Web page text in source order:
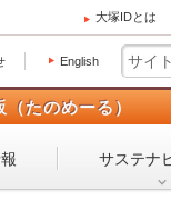
大塚IDとは
English
（たのめーる）
サステナ